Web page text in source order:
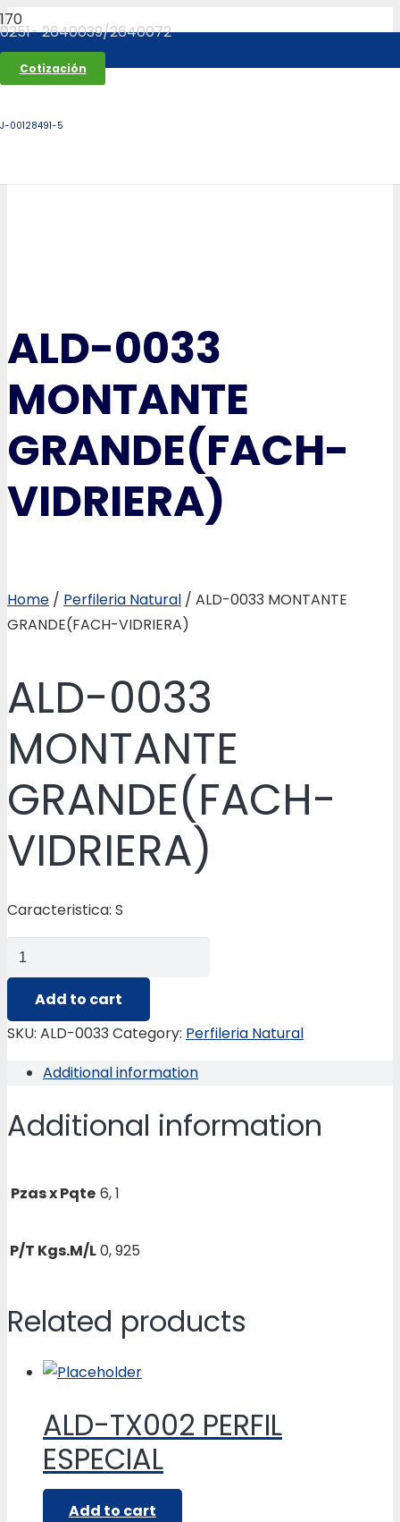
0251- 2640039/2640072
Cotización
J-00128491-5
ALD-0033
MONTANTE
GRANDE(FACH-
VIDRIERA)
Home / Perfileria Natural / ALD-0033 MONTANTE
GRANDE(FACH-VIDRIERA)
ALD-0033
MONTANTE
GRANDE(FACH-
VIDRIERA)
Caracteristica: S
ALD-
0033
MONTANTE
GRANDE(FACH-
quantity
Add to cart
SKU: ALD-0033Category: Perfileria Natural
Additional information
Additional information
Pzas x Pqte 6, 1
P/T Kgs.M/L0, 925
Related products
ALD-TX002 PERFIL
ESPECIAL
Add to cart